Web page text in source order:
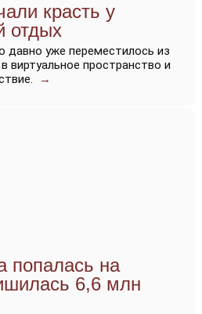
красть у
отдых
уже переместилось из
виртуальное пространство и
→
попалась на
6,6 млн